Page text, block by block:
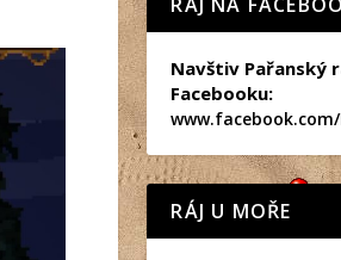
Navštiv Pařanský
Facebooku:
RÁJ U MOŘE